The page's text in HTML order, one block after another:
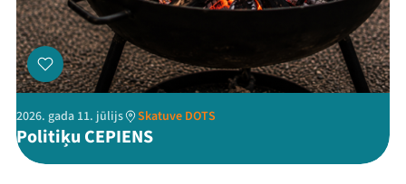
2026. gada 11. jūlijs Skatuve DOTS
Politiķu CEPIENS